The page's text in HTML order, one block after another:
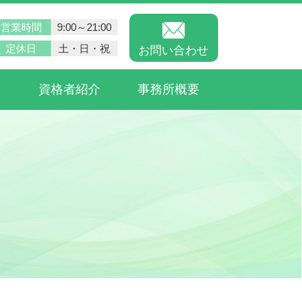
営業時間
9:00～21:00
定休日
土・日・祝 お問い合わせ
資格者紹介 事務所概要